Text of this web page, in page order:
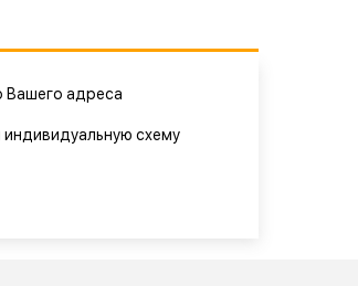
Вашего адреса
схему